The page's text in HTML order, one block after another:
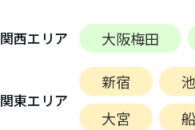
関西エリア 大阪梅田
関東エリア
新宿
大宮